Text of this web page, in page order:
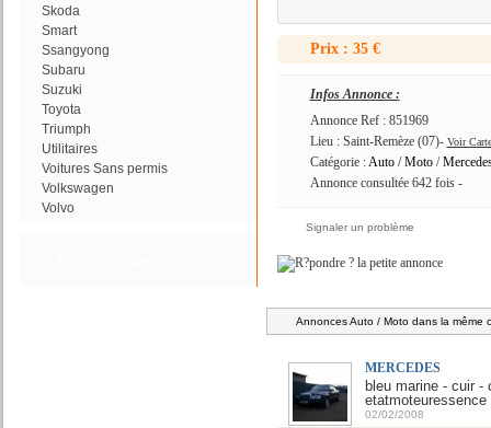
Skoda
Smart
Ssangyong
Subaru
Suzuki
Toyota
Triumph
Utilitaires
Voitures Sans permis
Volkswagen
Volvo
Prix : 35 €
Infos Annonce :
Annonce Ref : 851969
Lieu : Saint-Remèze (07)- Voir Carte
Catégorie :Auto / Moto/
Annonce consultée 642 fois -
Signaler un problème
Annonces Auto / Moto dans la même
MERCEDES
bleu marine - cuir -
etatmoteuressence
02/02/2008